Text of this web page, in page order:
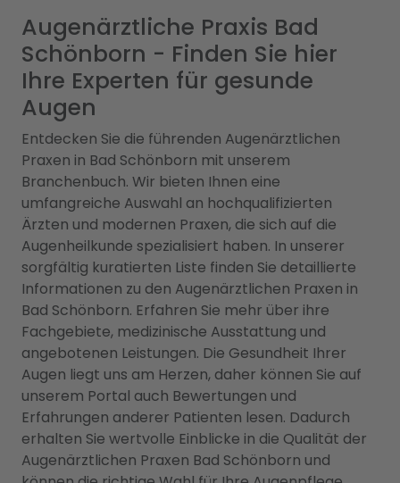
Augenärztliche Praxis Bad
Schönborn - Finden Sie hier
Ihre Experten für gesunde
Augen
Entdecken Sie die führenden Augenärztlichen
Praxen in Bad Schönborn mit unserem
Branchenbuch. Wir bieten Ihnen eine
umfangreiche Auswahl an hochqualifizierten
Ärzten und modernen Praxen, die sich auf die
Augenheilkunde spezialisiert haben. In unserer
sorgfältig kuratierten Liste finden Sie detaillierte
Informationen zu den Augenärztlichen Praxen in
Bad Schönborn. Erfahren Sie mehr über ihre
Fachgebiete, medizinische Ausstattung und
angebotenen Leistungen. Die Gesundheit Ihrer
Augen liegt uns am Herzen, daher können Sie auf
unserem Portal auch Bewertungen und
Erfahrungen anderer Patienten lesen. Dadurch
erhalten Sie wertvolle Einblicke in die Qualität der
Augenärztlichen Praxen Bad Schönborn und